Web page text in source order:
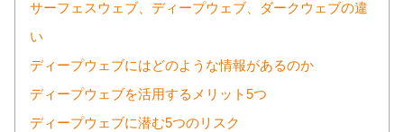
サーフェスウェブ、ディープウェブ、ダークウェブの違
い
ディープウェブにはどのような情報があるのか
ディープウェブを活用するメリット5つ
ディープウェブに潜む5つのリスク